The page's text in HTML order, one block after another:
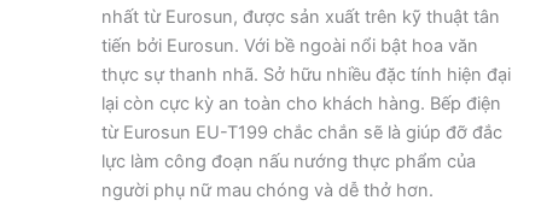
nhất từ Eurosun, được sản xuất trên kỹ thuật tân
tiến bởi Eurosun. Với bề ngoài nổi bật hoa văn
thực sự thanh nhã. Sở hữu nhiều đặc tính hiện đại
lại còn cực kỳ an toàn cho khách hàng. Bếp điện
từ Eurosun EU-T199 chắc chắn sẽ là giúp đỡ đắc
lực làm công đoạn nấu nướng thực phẩm của
người phụ nữ mau chóng và dễ thở hơn.